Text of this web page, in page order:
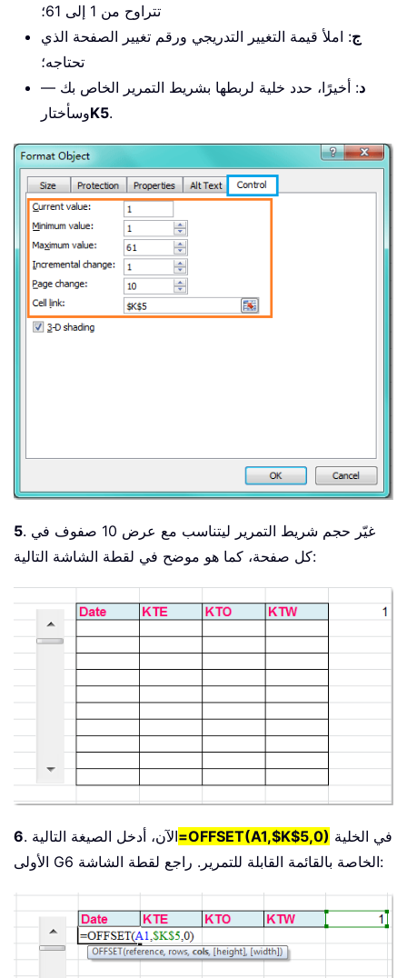
تتراوح من 1 إلى 61؛
ج: املأ قيمة التغيير التدريجي ورقم تغيير الصفحة الذي
تحتاجه؛
د: أخيرًا، حدد خلية لربطها بشريط التمرير الخاص بك —
وسأختارK5.
5. غيّر حجم شريط التمرير ليتناسب مع عرض 10 صفوف في
كل صفحة، كما هو موضح في لقطة الشاشة التالية:
6 . الآن، أدخل الصيغة التالية=OFFSET(A1,$K$5,0)
الأولى G6 الخاصة بالقائمة القابلة للتمرير. راجع لقطة الشاشة: